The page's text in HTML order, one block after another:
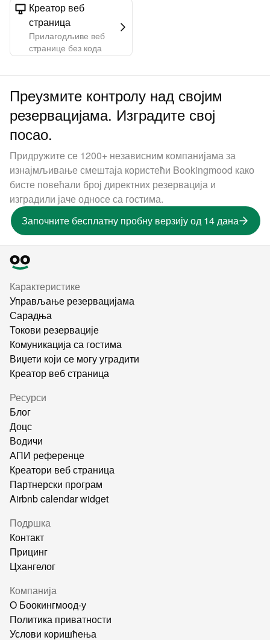
Креатор веб
страница
Прилагодљиве веб
странице без кода
Преузмите контролу над својим
резервацијама. Изградите свој
посао.
Придружите се 1200+ независним компанијама за
изнајмљивање смештаја користећи Bookingmood како
бисте повећали број директних резервација и
изградили јаче односе са гостима.
Започните бесплатну пробну верзију од 14 дана
Карактеристике
Управљање резервацијама
Сарадња
Токови резервације
Комуникација са гостима
Виџети који се могу уградити
Креатор веб страница
Ресурси
Блог
Доцс
Водичи
АПИ референце
Креатори веб страница
Партнерски програм
Airbnb calendar widget
Подршка
Контакт
Прицинг
Цхангелог
Компанија
О Боокингмоод-у
Политика приватности
Услови коришћења